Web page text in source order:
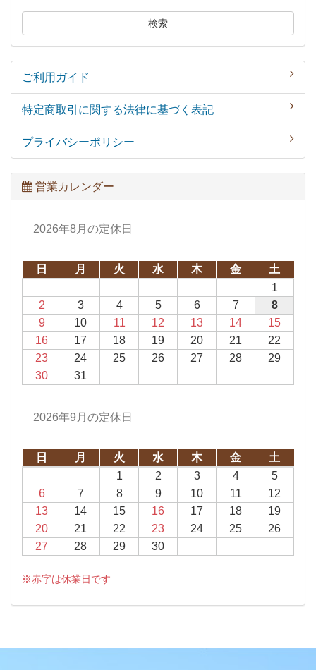
検索
ご利用ガイド
特定商取引に関する法律に基づく表記
プライバシーポリシー
営業カレンダー
2026年8月の定休日
日 月 火 水 木 金
土
1
2
3 4 5 6 7
8
9
10 11 12 13 14
15
16
17 18 19 20 21
22
23
24 25 26 27 28
29
30
31
2026年9月の定休日
日 月 火 水 木 金
土
1
2 3 4
5
6
7 8 9 10 11
12
13
14 15 16 17 18
19
20
21 22 23 24 25
26
27
28 29 30
※赤字は休業日です